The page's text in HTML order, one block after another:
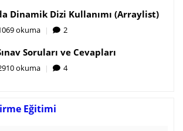
Dinamik Dizi Kullanımı (Arraylist)
okuma 2
Soruları ve Cevapları
okuma 4
Eğitimi